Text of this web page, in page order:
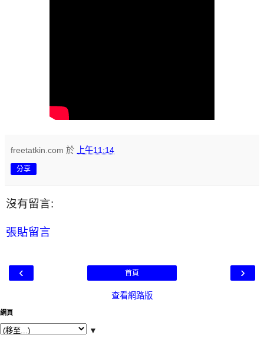
freetatkin.com 於 上午11:14
分享
沒有留言:
張貼留言
‹ ›
首頁
查看網路版
網頁
▼